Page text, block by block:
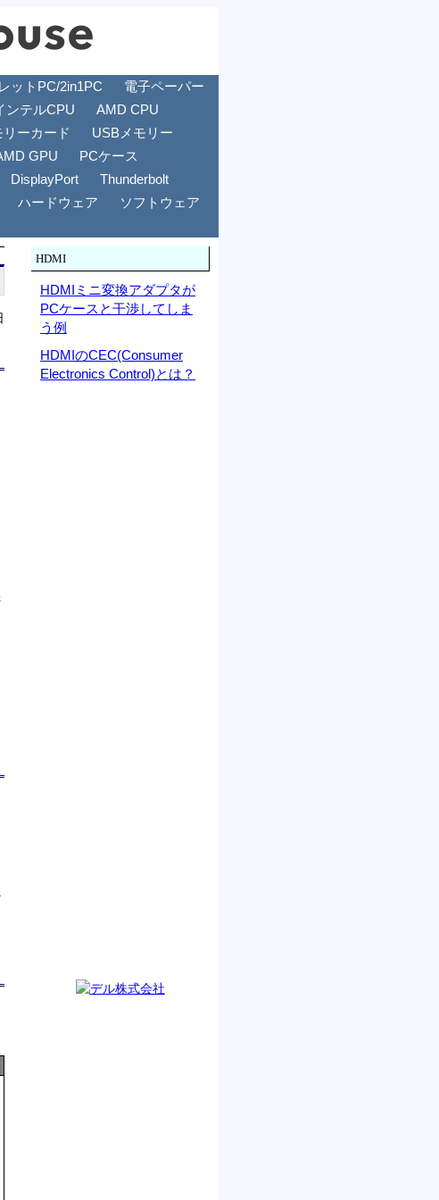
ットPC/2in1PC
電子ペーパー
ンテルCPU
AMD CPU
リーカード
USBメモリー
GPU
PCケース
DisplayPort
Thunderbolt
ハードウェア
ソフトウェア
HDMI
HDMIミニ変換アダプタが
PCケースと干渉してしま
う例
HDMIのCEC(Consumer
Electronics Control)とは？